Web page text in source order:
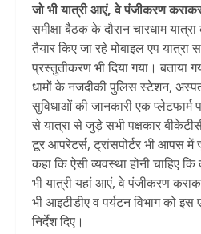
जो भी यात्री आएं, वे पंजीकरण
समीक्षा बैठक के दौरान चारधाम
तैयार किए जा रहे मोबाइल एप
प्रस्तुतीकरण भी दिया गया। बताया
धामों के नजदीकी पुलिस स्टेशन,
सुविधाओं की जानकारी एक
से यात्रा से जुड़े सभी पक्षकार
टूर आपरेटर्स, ट्रांसपोर्टर भी आपस
कहा कि ऐसी व्यवस्था होनी चाहिए
भी यात्री यहां आएं, वे पंजीकरण
भी आइटीडीए व पर्यटन विभाग को
निर्देश दिए।